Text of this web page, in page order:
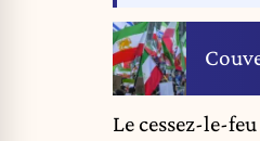
Le cessez-le-